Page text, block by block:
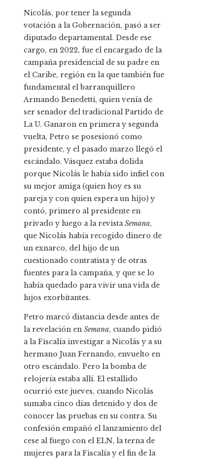
Nicolás, por tener la segunda
votación a la Gobernación, pasó a ser
diputado departamental. Desde ese
cargo, en 2022, fue el encargado de la
campaña presidencial de su padre en
el Caribe, región en la que también fue
fundamental el barranquillero
Armando Benedetti, quien venía de
ser senador del tradicional Partido de
La U. Ganaron en primera y segunda
vuelta, Petro se posesionó como
presidente, y el pasado marzo llegó el
escándalo. Vásquez estaba dolida
porque Nicolás le había sido infiel con
su mejor amiga (quien hoy es su
pareja y con quien espera un hijo) y
contó, primero al presidente en
privado y luego a la revistaSemana,
que Nicolás había recogido dinero de
un exnarco, del hijo de un
cuestionado contratista y de otras
fuentes para la campaña, y que se lo
había quedado para vivir una vida de
lujos exorbitantes.
Petro marcó distancia desde antes de
la revelación en Semana, cuando pidió
a la Fiscalía investigar a Nicolás y a su
hermano Juan Fernando, envuelto en
otro escándalo. Pero la bomba de
relojería estaba allí. El estallido
ocurrió este jueves, cuando Nicolás
sumaba cinco días detenido y dos de
conocer las pruebas en su contra. Su
confesión empañó el lanzamiento del
cese al fuego con el ELN, la terna de
mujeres para la Fiscalía y el fin de la